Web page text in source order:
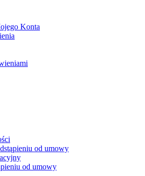
Konta
od umowy
od umowy